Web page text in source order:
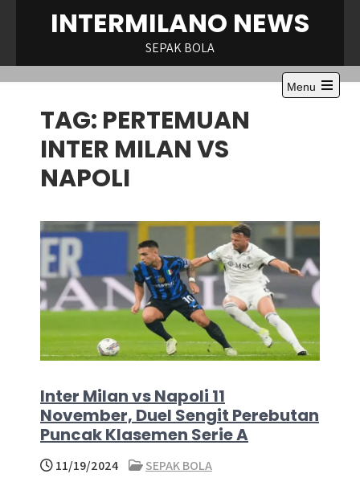
INTERMILANO NEWS
SEPAK BOLA
Menu
Open
TAG: PERTEMUAN
INTER MILAN VS
NAPOLI
Inter Milan vs Napoli 11
November, Duel Sengit Perebutan
Puncak Klasemen Serie A
11/19/2024
SEPAK BOLA